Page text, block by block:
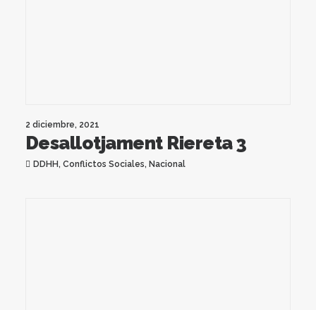
2 diciembre, 2021
Desallotjament Riereta 3
DDHH, Conflictos Sociales, Nacional